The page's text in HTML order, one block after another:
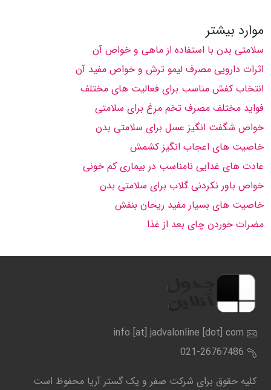
موارد بیشتر
سلامتی بدن با استفاده از ماهی و خواص آن
اثرات دارویی مصرف لیمو ترش و خواص مفید آن
انتخاب کفش مناسب برای فعالیت های مختلف
فواید مختلف مصرف تخم مرغ برای سلامتی
خواص شگفت انگیز عسل برای سلامتی بدن
خاصیت های اعجاب انگیز کشمش
عادت های غدایی نامناسب در بیماری کم خونی
خواص باور نکردنی گلاب برای سلامتی بدن
خاصیت های بسیار مفید ریحان بنفش
مضرات خوردن چای بعد از غذا
info [at] jadvalonline [dot] com
021-26767486
کلیه حقوق برای شرکت صفر و یک گستر آریا محفوظ است